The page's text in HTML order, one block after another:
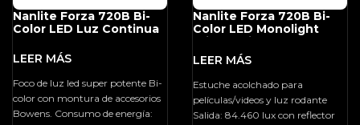
Nanlite Forza 720B Bi-
Color LED Luz Continua
Foco de luz led super potente Bi-
color con montura de accesorios
Bowens. Consumo de energía:
Nanlite Forza 720B Bi-
Color LED Monolight
With Rolling Case
Estuche acolchado para
películas/videos y luz rodante
Salida: 84.460 lux con reflector